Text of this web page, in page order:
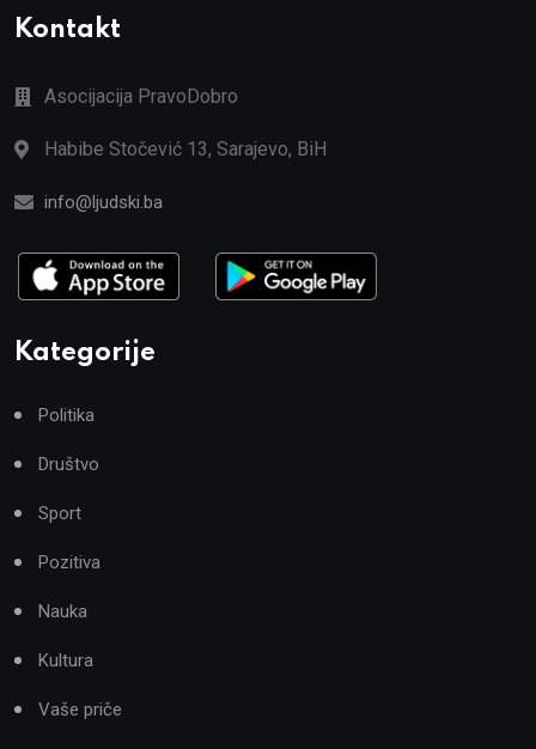
Kontakt
Asocijacija PravoDobro
Habibe Stočević 13, Sarajevo, BiH
info@ljudski.ba
Kategorije
Politika
Društvo
Sport
Pozitiva
Nauka
Kultura
Vaše priče